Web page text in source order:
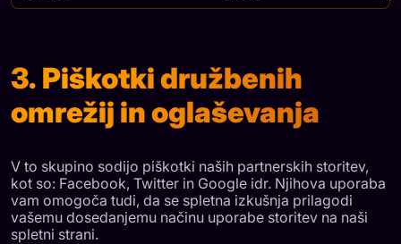
3. Piškotki družbenih
omrežij in oglaševanja
V to skupino sodijo piškotki naših partnerskih storitev,
kot so: Facebook, Twitter in Google idr. Njihova uporaba
vam omogoča tudi, da se spletna izkušnja prilagodi
vašemu dosedanjemu načinu uporabe storitev na naši
spletni strani.